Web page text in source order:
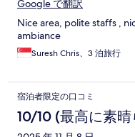
Google で翻訳
Nice area, polite staffs ,
ambiance
Suresh Chris、3 泊旅行
宿泊者限定の口コミ
10/10 (最高に素